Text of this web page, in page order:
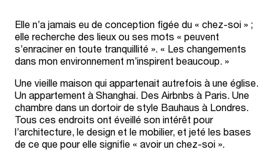
Elle n’a jamais eu de conception figée du « chez-soi » ;
elle recherche des lieux ou ses mots « peuvent
s’enraciner en toute tranquillité ». « Les changements
dans mon environnement m’inspirent beaucoup. »
Une vieille maison qui appartenait autrefois à une église.
Un appartement à Shanghai. Des Airbnbs à Paris. Une
chambre dans un dortoir de style Bauhaus à Londres.
Tous ces endroits ont éveillé son intérêt pour
l’architecture, le design et le mobilier, et jeté les bases
de ce que pour elle signifie « avoir un chez-soi ».